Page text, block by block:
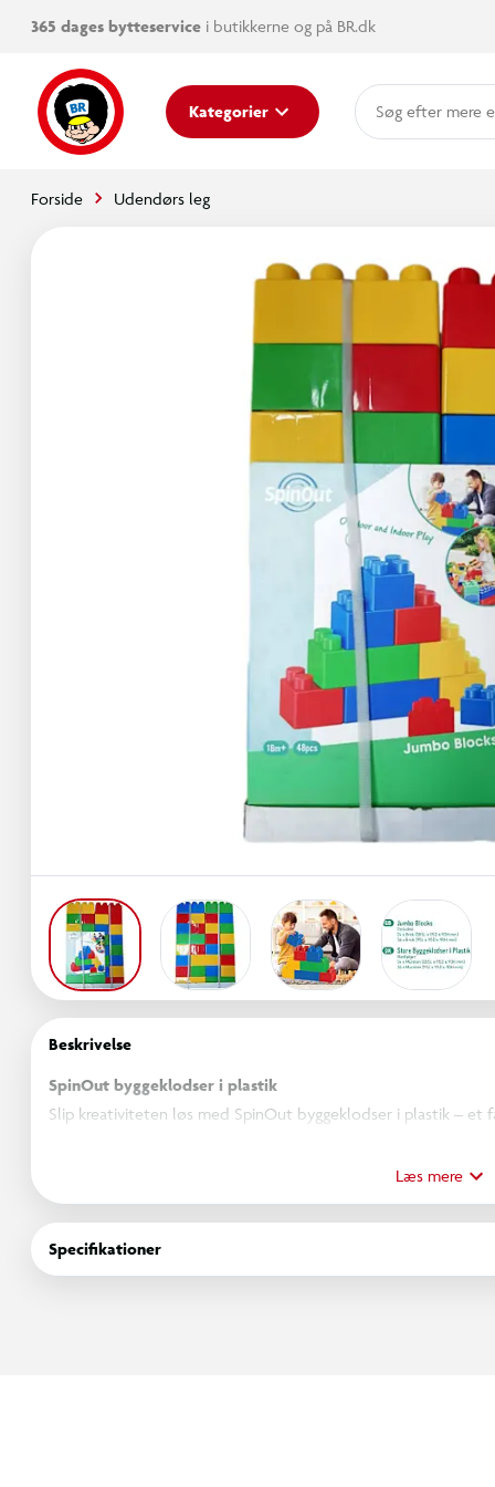
365 dages bytteservice i butikkerne og på BR.dk
Kategorier mere
Forside Udendørs leg
Beskrivelse
SpinOut byggeklodser i plastik
Slip kreativiteten løs med SpinOut byggeklodser i plastik – et
samle, hvilket gør dem ideelle til mindre hænder. Klodserne
mulighed for at bygge alt fra simple tårne til fantasifulde
Byggeklodserne er velegnede til leg både inde og ude og kan
Læs mere
Specifikationer